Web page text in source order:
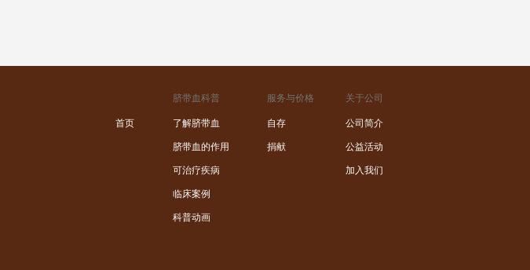
首页
脐带血科普
了解脐带血
脐带血的作用
可治疗疾病
临床案例
科普动画
服务与价格
自存
捐献
关于公司
公司简介
公益活动
加入我们